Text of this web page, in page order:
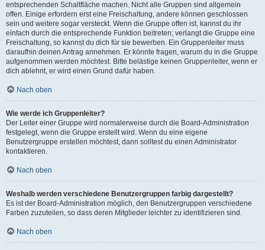
entsprechenden Schaltfläche machen. Nicht alle Gruppen sind allgemein
offen. Einige erfordern erst eine Freischaltung, andere können geschlossen
sein und weitere sogar versteckt. Wenn die Gruppe offen ist, kannst du ihr
einfach durch die entsprechende Funktion beitreten; verlangt die Gruppe eine
Freischaltung, so kannst du dich für sie bewerben. Ein Gruppenleiter muss
daraufhin deinen Antrag annehmen. Er könnte fragen, warum du in die Gruppe
aufgenommen werden möchtest. Bitte belästige keinen Gruppenleiter, wenn er
dich ablehnt, er wird einen Grund dafür haben.
Nach oben
Wie werde ich Gruppenleiter?
Der Leiter einer Gruppe wird normalerweise durch die Board-Administration
festgelegt, wenn die Gruppe erstellt wird. Wenn du eine eigene
Benutzergruppe erstellen möchtest, dann solltest du einen Administrator
kontaktieren.
Nach oben
Weshalb werden verschiedene Benutzergruppen farbig dargestellt?
Es ist der Board-Administration möglich, den Benutzergruppen verschiedene
Farben zuzuteilen, so dass deren Mitglieder leichter zu identifizieren sind.
Nach oben